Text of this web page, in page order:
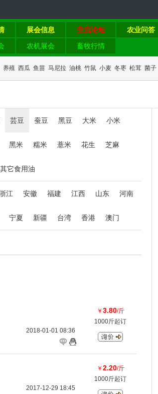
展会信息 交流论坛
农业问答
农机展会 畜牧行情
养殖 西瓜 鱼苗 马尼拉 油桃 竹鼠 小麦 冬枣 松茸 菌子
芸豆 蚕豆 黑豆 大米 小米
黑米 糯米 薏米 花生 芝麻
其它食用油
江 安徽 福建 江西 山东 河南
宁夏 新疆 台湾 香港 澳门
2018-01-01 08:36
￥ 3.80/斤
1000斤起订
2017-12-29 18:45
￥ 2.20/斤
1000斤起订